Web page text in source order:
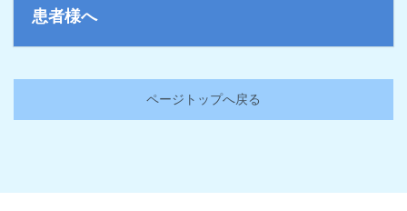
患者様へ
ページトップへ戻る